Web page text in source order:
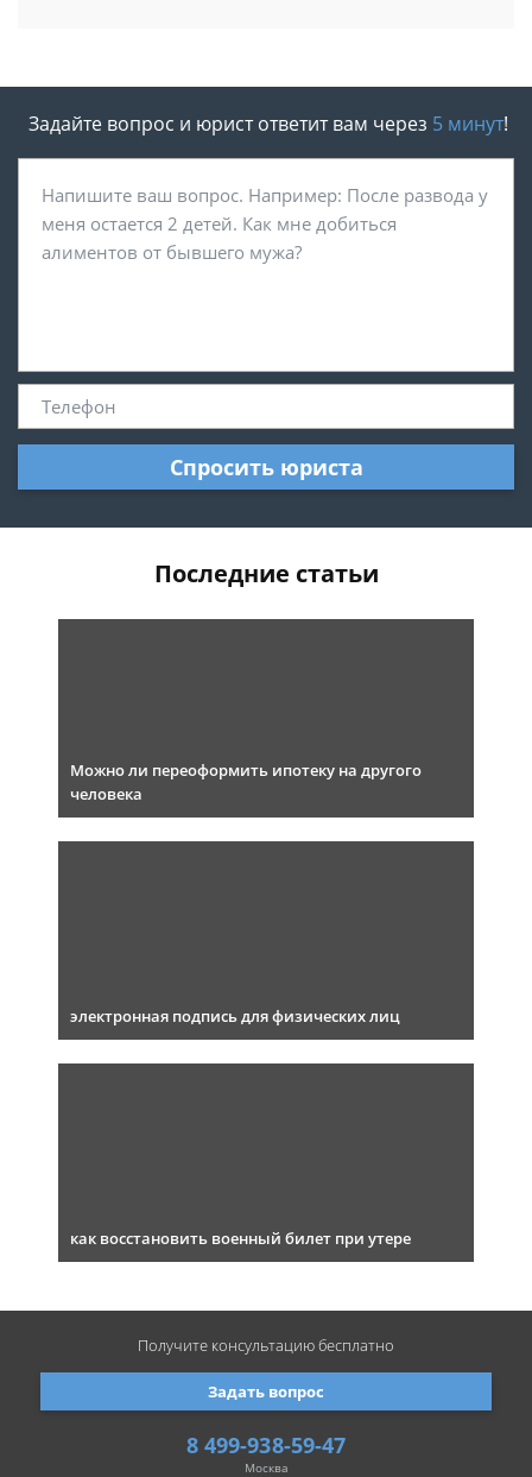
Задайте вопрос и юрист ответит вам через 5 минут!
Спросить юриста
Последние статьи
Можно ли переоформить ипотеку на другого
человека
электронная подпись для физических лиц
как восстановить военный билет при утере
8 499-938-59-47
Москва
Задать вопрос
Получите консультациюбесплатно